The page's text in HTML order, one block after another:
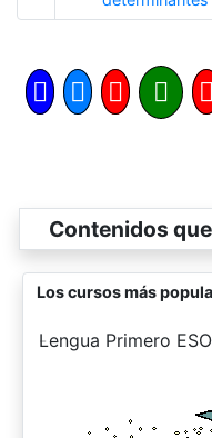
Contenidos
Los cursos más
-
Lengua Primero